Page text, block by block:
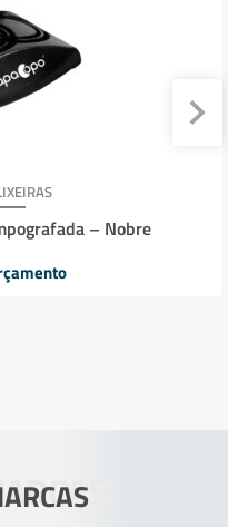
– Nobre